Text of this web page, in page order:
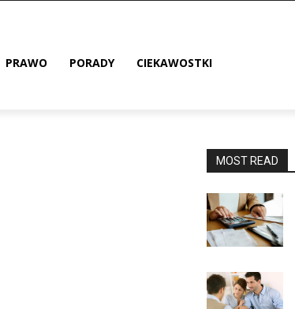
PRAWO PORADY CIEKAWOSTKI
MOST READ